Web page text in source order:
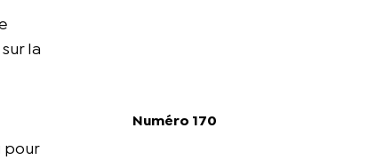
la
pour
Numéro 170